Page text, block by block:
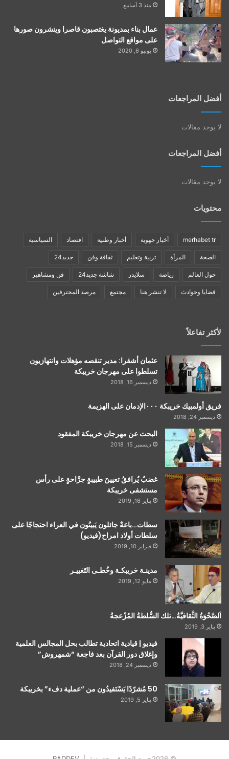
منذ 3 أسابيع
عمال بناء بمديونة يغتصبون قاصرا وينشرون صورها
على مواقع التواصل
يونيو 6, 2020
أفضل المراجعات
لا يوجد مقالات
أفضل المراجعات
لا يوجد مقالات
محتويات
merhabet tr أخبار جهوية أخبار وطنية اقتصاد السياسية
الصحة المرأة تربية وتعليم ثقافة وفن جديد24
حول العالم رياضة سلايدر شاشة جديد24 فن ومشاهير
قضايا وحوادث لا تنشر هنا مجتمع مرصد المحترفين
لأكثر تفاعلاً
عثمان أشقرا: مدير تنقصه مؤهلات وانتهازيون
تسلطوا على مهرجان خريبكة
ديسمبر 16, 2018
فريق أولمبيك خريبكة ٠٠٠الإدمان على الهزيمة
ديسمبر 24, 2018
البحث عن مهرجان خريبكة المفقود
ديسمبر 15, 2018
غضبٌ يُرافقُ تعيينَ طبيبةٍ جرَّاحةٍ على رأس
مستشفى خريبكة
يناير 16, 2019
سطات…باعةٌ جائلون يَبيتُون في العراء احتجاجًا على
سلطات أولاد امراح(فيديو)
فبراير 10, 2019
مدينـة خريبكـة وخُطـى التَغييـر
مايو 12, 2019
اَلصَّحْوَةُ الثَّقافيَّةُ…تلك السُّلطةُ المُزْعجةُ
يناير 3, 2019
فيديو | قيادية اتحادية تطالب بحل المجالس العلمية
وإغلاق دور القرآن بعد فاجعة “شمهروش”
ديسمبر 24, 2018
50 مُشرّدًا يَسْتَفيدُون من “عملية دفء” بخريبكة
يناير 5, 2019